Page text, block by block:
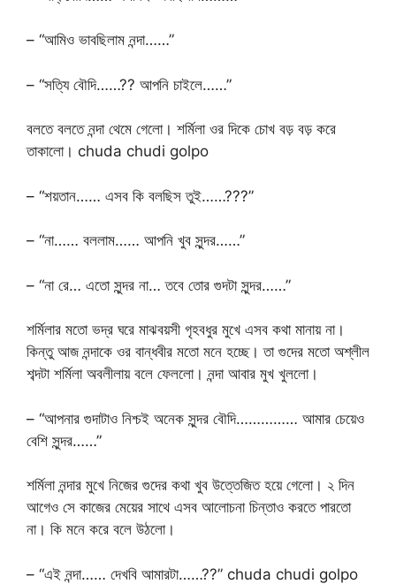
– “আমিও ভাবছিলাম নন্দা……”
– “সত্যি বৌদি……?? আপনি চাইলে……”
বলতে বলতে নন্দা থেমে গেলো। শর্মিলা ওর দিকে চোখ বড় বড় করে
তাকালো। chuda chudi golpo
– “শয়তান…… এসব কি বলছিস তুই……???”
– “না…… বললাম…… আপনি খুব সুন্দর……”
– “না রে… এতো সুন্দর না… তবে তোর গুদটা সুন্দর……”
শর্মিলার মতো ভদ্র ঘরে মাঝবয়সী গৃহবধুর মুখে এসব কথা মানায় না।
কিন্তু আজ নন্দাকে ওর বান্ধবীর মতো মনে হচ্ছে। তা গুদের মতো অশ্লীল
শব্দটা শর্মিলা অবলীলায় বলে ফেললো। নন্দা আবার মুখ খুললো।
– “আপনার গুদাটাও নিশ্চই অনেক সুন্দর বৌদি…………… আমার চেয়েও
বেশি সুন্দর……”
শর্মিলা নন্দার মুখে নিজের গুদের কথা খুব উত্তেজিত হয়ে গেলো। ২ দিন
আগেও সে কাজের মেয়ের সাথে এসব আলোচনা চিন্তাও করতে পারতো
না। কি মনে করে বলে উঠলো।
– “এই নন্দা…… দেখবি আমারটা……??” chuda chudi golpo